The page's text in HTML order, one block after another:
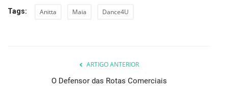
Tags: Anitta Maia Dance4U
ARTIGO ANTERIOR
O Defensor das Rotas Comerciais